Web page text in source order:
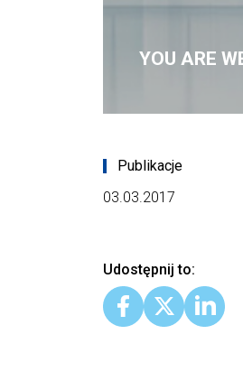
YOU ARE
Publikacje
03.03.2017
Udostępnij to: